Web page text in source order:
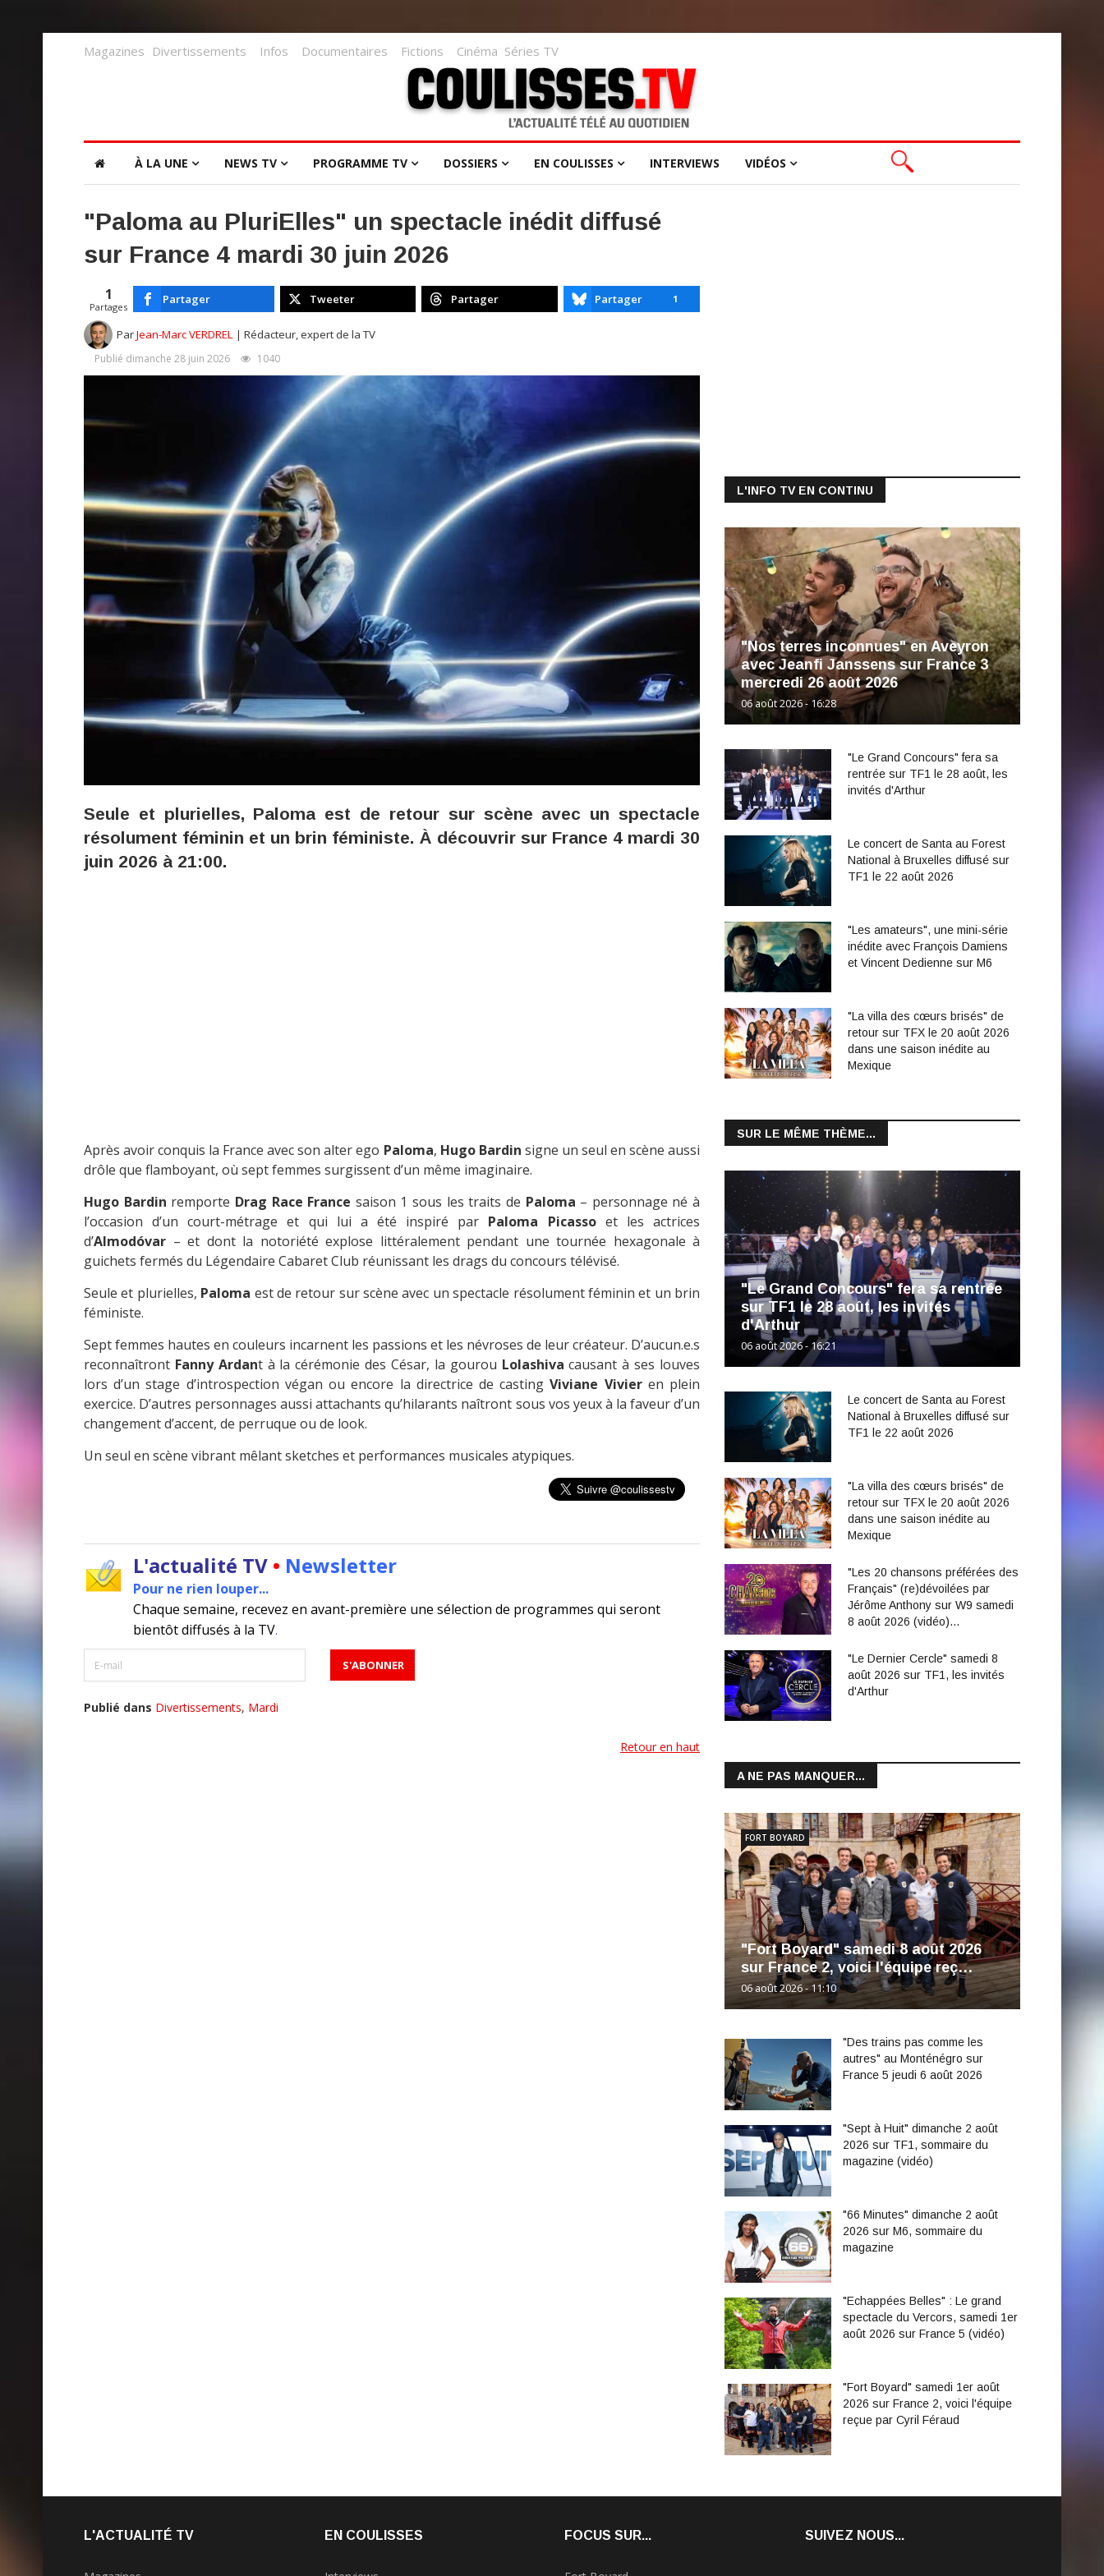
Magazines Divertissements Infos Documentaires Fictions Cinéma Séries TV
À LA UNE NEWS TV PROGRAMME TV DOSSIERS EN COULISSES INTERVIEWS VIDÉOS
"Paloma au PluriElles" un spectacle inédit diffusé
sur France 4 mardi 30 juin 2026
1
Partages
Partager Tweeter Partager Partager 1
ParJean-Marc VERDREL | Rédacteur, expert de la TV
Publié dimanche 28 juin 2026 1040
Seule et plurielles, Paloma est de retour sur scène avec un spectacle
résolument féminin et un brin féministe. À découvrir sur France 4 mardi 30
juin 2026 à 21:00.
Après avoir conquis la France avec son alter ego Paloma, Hugo Bardin signe un seul en scène aussi
drôle que flamboyant, où sept femmes surgissent d’un même imaginaire.
Hugo Bardin remporte Drag Race France saison 1 sous les traits de Paloma – personnage né à
l’occasion d’un court-métrage et qui lui a été inspiré par Paloma Picassoet les actrices
d’Almodóvar – et dont la notoriété explose littéralement pendant une tournée hexagonale à
guichets fermés du Légendaire Cabaret Club réunissant les drags du concours télévisé.
Seule et plurielles, Paloma est de retour sur scène avec un spectacle résolument féminin et un brin
féministe.
Sept femmes hautes en couleurs incarnent les passions et les névroses de leur créateur. D’aucun.e.s
reconnaîtront Fanny Ardant à la cérémonie des César, la gourou Lolashiva causant à ses louves
lors d’un stage d’introspection végan ou encore la directrice de casting Viviane Vivieren plein
exercice. D’autres personnages aussi attachants qu’hilarants naîtront sous vos yeux à la faveur d’un
changement d’accent, de perruque ou de look.
Un seul en scène vibrant mêlant sketches et performances musicales atypiques.
L'actualité TV • Newsletter
Pour ne rien louper...
Chaque semaine, recevez en avant-première une sélection de programmes qui seront
bientôt diffusés à la TV.
Publié dans Divertissements, Mardi
Retour en haut
L'INFO TV EN CONTINU
"Nos terres inconnues" en Aveyron
avec Jeanfi Janssens sur France 3
mercredi 26 août 2026
06 août 2026 - 16:28
"Le Grand Concours" fera sa
rentrée sur TF1 le 28 août, les
invités d'Arthur
Le concert de Santa au Forest
National à Bruxelles diffusé sur
TF1 le 22 août 2026
"Les amateurs", une mini-série
inédite avec François Damiens
et Vincent Dedienne sur M6
"La villa des cœurs brisés" de
retour sur TFX le 20 août 2026
dans une saison inédite au
Mexique
SUR LE MÊME THÈME...
"Le Grand Concours" fera sa rentrée
sur TF1 le 28 août, les invités
d'Arthur
06 août 2026 - 16:21
Le concert de Santa au Forest
National à Bruxelles diffusé sur
TF1 le 22 août 2026
"La villa des cœurs brisés" de
retour sur TFX le 20 août 2026
dans une saison inédite au
Mexique
"Les 20 chansons préférées des
Français" (re)dévoilées par
Jérôme Anthony sur W9 samedi
8 août 2026 (vidéo)…
"Le Dernier Cercle" samedi 8
août 2026 sur TF1, les invités
d'Arthur
A NE PAS MANQUER...
"Fort Boyard" samedi 8 août 2026
sur France 2, voici l'équipe reç…
06 août 2026 - 11:10
FORT BOYARD
"Des trains pas comme les
autres" au Monténégro sur
France 5 jeudi 6 août 2026
"Sept à Huit" dimanche 2 août
2026 sur TF1, sommaire du
magazine (vidéo)
"66 Minutes" dimanche 2 août
2026 sur M6, sommaire du
magazine
"Echappées Belles" : Le grand
spectacle du Vercors, samedi 1er
août 2026 sur France 5 (vidéo)
"Fort Boyard" samedi 1er août
2026 sur France 2, voici l'équipe
reçue par Cyril Féraud
L'ACTUALITÉ TV EN COULISSES FOCUS SUR... SUIVEZ NOUS...